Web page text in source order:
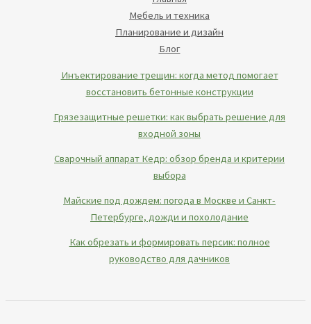
Мебель и техника
Планирование и дизайн
Блог
Инъектирование трещин: когда метод помогает
восстановить бетонные конструкции
Грязезащитные решетки: как выбрать решение для
входной зоны
Сварочный аппарат Кедр: обзор бренда и критерии
выбора
Майские под дождем: погода в Москве и Санкт-
Петербурге, дожди и похолодание
Как обрезать и формировать персик: полное
руководство для дачников